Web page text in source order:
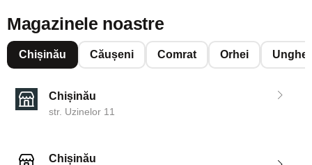
Magazinele noastre
Chișinău Căușeni Comrat Orhei
Chișinău
str. Uzinelor 11
Chișinău